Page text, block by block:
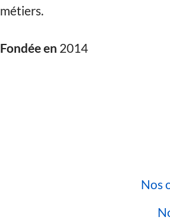
métiers.
Fondée en 2014
Nos